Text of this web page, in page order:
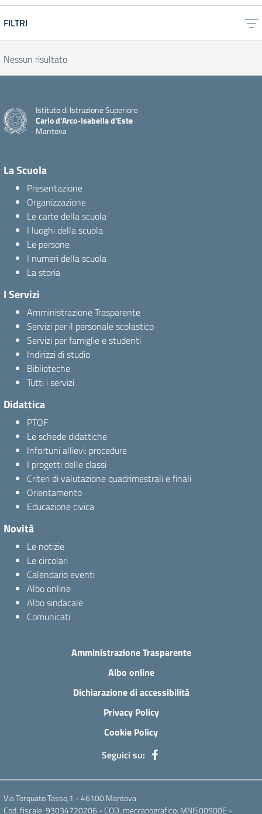
FILTRI
Nessun risultato
Istituto di Istruzione Superiore
Carlo d'Arco-Isabella d'Este
Mantova
La Scuola
Presentazione
Organizzazione
Le carte della scuola
I luoghi della scuola
Le persone
I numeri della scuola
La storia
I Servizi
Amministrazione Trasparente
Servizi per il personale scolastico
Servizi per famiglie e studenti
Indirizzi di studio
Biblioteche
Tutti i servizi
Didattica
PTOF
Le schede didattiche
Infortuni allievi: procedure
I progetti delle classi
Criteri di valutazione quadrimestrali e finali
Orientamento
Educazione civica
Novità
Le notizie
Le circolari
Calendario eventi
Albo online
Albo sindacale
Comunicati
Amministrazione Trasparente
Albo online
Dichiarazione di accessibilità
Privacy Policy
Cookie Policy
Seguici su:
Via Torquato Tasso,1 - 46100 Mantova
Cod. fiscale: 93034720206 - COD. meccanografico: MNIS00900E -